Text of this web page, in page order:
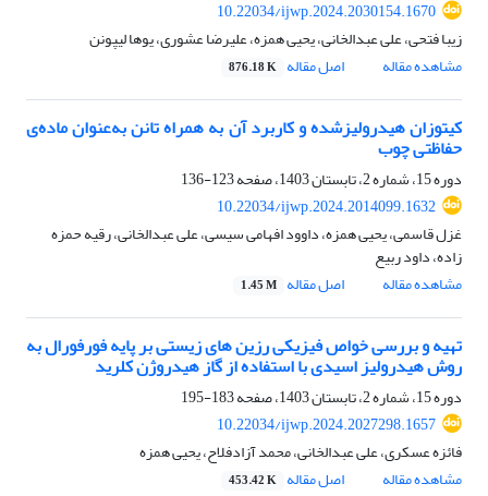
10.22034/ijwp.2024.2030154.1670
زیبا فتحی، علی عبدالخانی، یحیی همزه، علیرضا عشوری، یوها لیپونن
مشاهده مقاله
اصل مقاله 876.18 K
کیتوزان هیدرولیزشده و کاربرد آن به همراه تانن به‌عنوان ماده‌ی
حفاظتی چوب
دوره 15، شماره 2، تابستان 1403، صفحه
123-136
10.22034/ijwp.2024.2014099.1632
غزل قاسمی، یحیی همزه، داوود افهامی سیسی، علی عبدالخانی، رقیه حمزه
زاده، داود ربیع
مشاهده مقاله
اصل مقاله 1.45 M
تهیه و بررسی خواص فیزیکی رزین های زیستی بر پایه فورفورال به
روش هیدرولیز اسیدی با استفاده از گاز هیدروژن کلرید
دوره 15، شماره 2، تابستان 1403، صفحه
183-195
10.22034/ijwp.2024.2027298.1657
فائزه عسکری، علی عبدالخانی، محمد آزادفلاح، یحیی همزه
مشاهده مقاله
اصل مقاله 453.42 K